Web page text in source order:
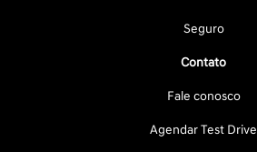
Seguro
Contato
Fale conosco
Agendar Test Drive